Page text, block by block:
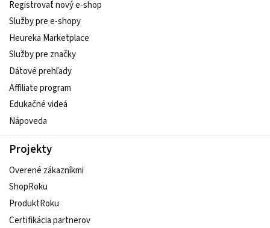
Registrovať nový e-shop
Služby pre e‑shopy
Heureka Marketplace
Služby pre značky
Dátové prehľady
Affiliate program
Edukačné videá
Nápoveda
Projekty
Overené zákazníkmi
ShopRoku
ProduktRoku
Certifikácia partnerov